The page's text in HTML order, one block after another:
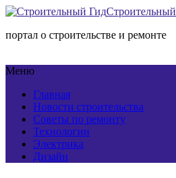
портал о строительстве и ремонте
Меню
Главная
Новости строительства
Советы по ремонту
Технологии
Электрика
Дизайн